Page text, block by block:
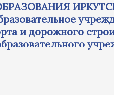
и дорожного